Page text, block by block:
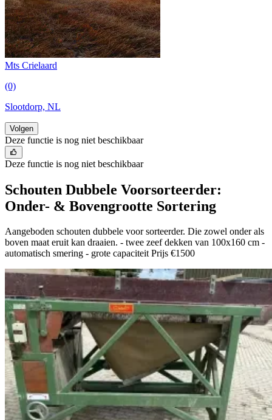
Mts Crielaard
(0)
Slootdorp, NL
Volgen
Deze functie is nog niet beschikbaar
Deze functie is nog niet beschikbaar
Schouten Dubbele Voorsorteerder:
Onder- & Bovengrootte Sortering
Aangeboden schouten dubbele voor sorteerder. Die zowel onder als
boven maat eruit kan draaien. - twee zeef dekken van 100x160 cm -
automatisch smering - grote capaciteit Prijs €1500